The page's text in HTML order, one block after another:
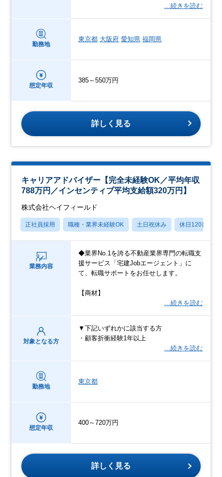
…続きを読む
勤務地
東京都 大阪府 愛知県 福岡県
想定年収
385～550万円
詳しく見る
キャリアアドバイザー【完全未経験OK／平均年収
788万円／インセンティブ平均支給額320万円】
株式会社ヘイフィールド
正社員採用 職種・業界未経験OK 土日祝休み 休日120日以上
業務内容
◆業界No.1を誇る不動産業界専門の転職支
援サービス「宅建Jobエージェント」に
て、転職サポートをお任せします。
【商材】
…続きを読む
対象となる方
▼下記いずれかに該当する方
・顧客折衝経験1年以上
…続きを読む
勤務地
東京都
想定年収
400～720万円
詳しく見る